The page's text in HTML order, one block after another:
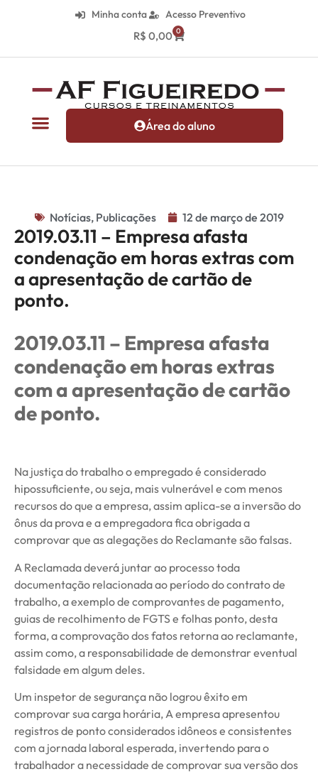
Minha conta Acesso Preventivo
R$ 0,00 0
Área do aluno
Notícias, Publicações 12 de março de 2019
2019.03.11 – Empresa afasta
condenação em horas extras com
a apresentação de cartão de
ponto.
2019.03.11 – Empresa afasta
condenação em horas extras
com a apresentação de cartão
de ponto.
Na justiça do trabalho o empregado é considerado
hipossuficiente, ou seja, mais vulnerável e com menos
recursos do que a empresa, assim aplica-se a inversão do
ônus da prova e a empregadora fica obrigada a
comprovar que as alegações do Reclamante são falsas.
A Reclamada deverá juntar ao processo toda
documentação relacionada ao período do contrato de
trabalho, a exemplo de comprovantes de pagamento,
guias de recolhimento de FGTS e folhas ponto, desta
forma, a comprovação dos fatos retorna ao reclamante,
assim como, a responsabilidade de demonstrar eventual
falsidade em algum deles.
Um inspetor de segurança não logrou êxito em
comprovar sua carga horária, A empresa apresentou
registros de ponto considerados idôneos e consistentes
com a jornada laboral esperada, invertendo para o
trabalhador a necessidade de comprovar sua versão dos